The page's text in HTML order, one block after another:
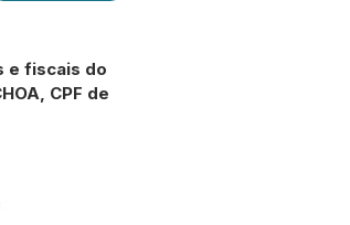
e fiscais do
CPF de